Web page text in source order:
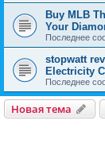
Buy MLB
Your
Последнее
stopwatt
Electricity
Последнее
Новая тема